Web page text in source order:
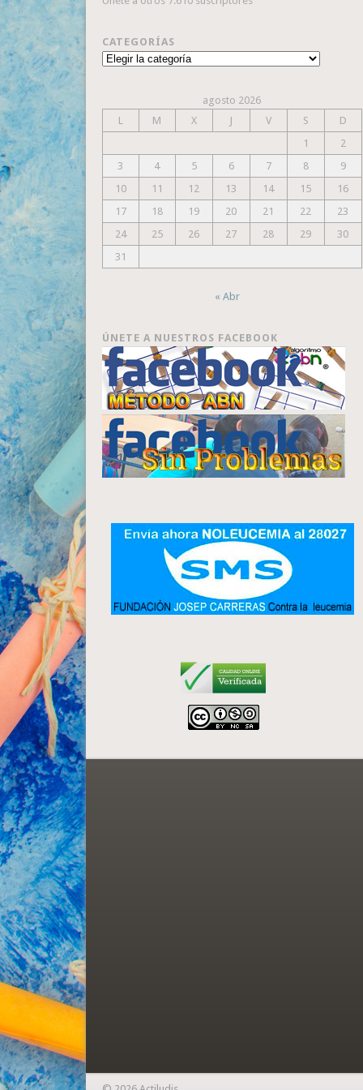
CATEGORÍAS
Categorías
agosto 2026
L
M X J V S
D
1
2
3
4 5 6 7 8
9
10
11 12 13 14 15
16
17
18 19 20 21 22
23
24
25 26 27 28 29
30
31
« Abr
ÚNETE A NUESTROS FACEBOOK